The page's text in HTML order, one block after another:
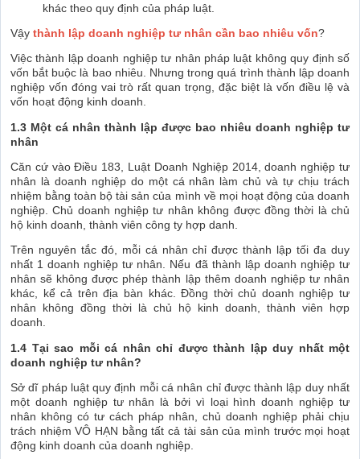
khác theo quy định của pháp luật.
Vậy thành lập doanh nghiệp tư nhân cần bao nhiêu vốn?
Việc thành lập doanh nghiệp tư nhân pháp luật không quy định số
vốn bắt buộc là bao nhiêu. Nhưng trong quá trình thành lập doanh
nghiệp vốn đóng vai trò rất quan trọng, đặc biệt là vốn điều lệ và
vốn hoạt động kinh doanh.
1.3 Một cá nhân thành lập được bao nhiêu doanh nghiệp tư
nhân
Căn cứ vào Điều 183, Luật Doanh Nghiệp 2014, doanh nghiệp tư
nhân là doanh nghiệp do một cá nhân làm chủ và tự chịu trách
nhiệm bằng toàn bộ tài sản của mình về mọi hoạt động của doanh
nghiệp. Chủ doanh nghiệp tư nhân không được đồng thời là chủ
hộ kinh doanh, thành viên công ty hợp danh.
Trên nguyên tắc đó, mỗi cá nhân chỉ được thành lập tối đa duy
nhất 1 doanh nghiệp tư nhân. Nếu đã thành lập doanh nghiệp tư
nhân sẽ không được phép thành lập thêm doanh nghiệp tư nhân
khác, kể cả trên địa bàn khác. Đồng thời chủ doanh nghiệp tư
nhân không đồng thời là chủ hộ kinh doanh, thành viên hợp
doanh.
1.4 Tại sao mỗi cá nhân chỉ được thành lập duy nhất một
doanh nghiệp tư nhân?
Sở dĩ pháp luật quy định mỗi cá nhân chỉ được thành lập duy nhất
một doanh nghiệp tư nhân là bởi vì loại hình doanh nghiệp tư
nhân không có tư cách pháp nhân, chủ doanh nghiệp phải chịu
trách nhiệm VÔ HẠN bằng tất cả tài sản của mình trước mọi hoạt
động kinh doanh của doanh nghiệp.